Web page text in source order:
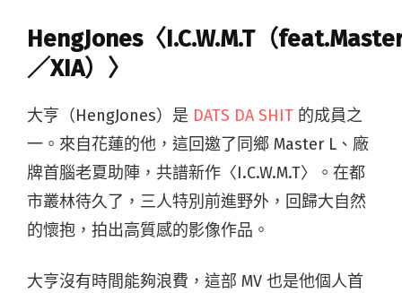
HengJones〈I.C.W.M.T（
／XIA）〉
大亨（HengJones）是 DATS DA SHIT 的成員之
一。來自花蓮的他，這回邀了同鄉 Master L、廠
牌首腦老夏助陣，共譜新作〈I.C.W.M.T〉。在都
市叢林待久了，三人特別前進野外，回歸大自然
的懷抱，拍出高質感的影像作品。
大亨沒有時間能夠浪費，這部 MV 也是他個人首